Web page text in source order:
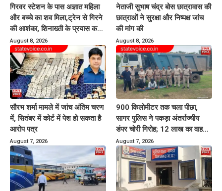
गिरवर स्टेशन के पास अज्ञात महिला
और बच्चे का शव मिला,ट्रेन से गिरने
की आशंका, शिनाख्ती के प्रयास कर
रही पुलिस
August 8, 2026
नेताजी सुभाष चंद्र बोस छात्रावास की
छात्राओं ने सुरक्षा और निष्पक्ष जांच
की मांग की
August 8, 2026
सौरभ शर्मा मामले में जांच अंतिम चरण
में, सितंबर में कोर्ट में पेश हो सकता है
आरोप पत्र
August 7, 2026
900 किलोमीटर तक चला पीछा,
सागर पुलिस ने पकड़ा अंतर्राज्यीय
डंपर चोरी गिरोह; 12 लाख का वाहन
बरामद
August 7, 2026